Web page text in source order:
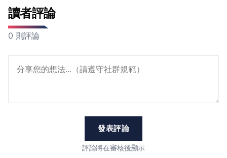
讀者評論
0 則評論
發表評論
評論將在審核後顯示